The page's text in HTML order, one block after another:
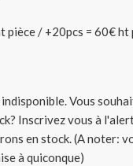
pièce / +20pcs = 60€ ht
Vous
Inscrivez vous à
en stock. (A noter:
à quiconque)